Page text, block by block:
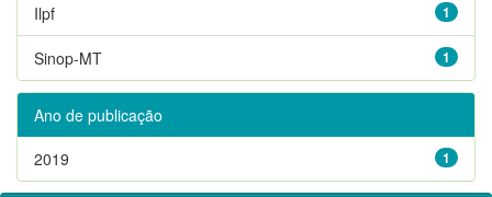
1
Ilpf
1
Sinop-MT
Ano de publicação
1
2019